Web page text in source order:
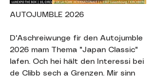
AUTOJUMBLE 2026
D'Aschreiwunge fir den Autojumble
2026 mam Thema "Japan Classic"
lafen. Och hei hält den Interessi bei
de Clibb sech a Grenzen. Mir sinn